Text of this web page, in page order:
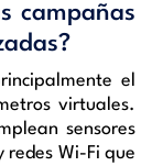
campañas
el
virtuales.
sensores
redes Wi-Fi que